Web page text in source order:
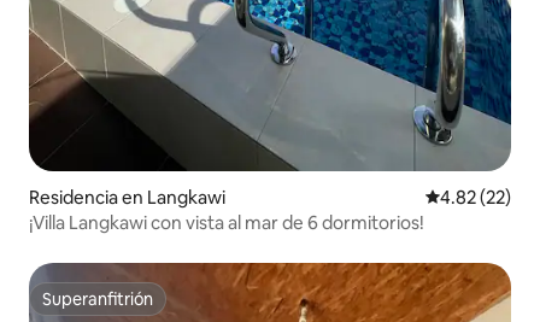
Residencia en Langkawi Calificación
4.82 (22)
¡Villa Langkawi con vista al mar de 6 dormitorios!
Superanfitrión
Superanfitrión